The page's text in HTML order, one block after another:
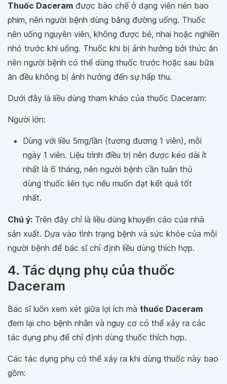
Thuốc Daceram được bào chế ở dạng viên nén bao
phim, nên người bệnh dùng bằng đường uống. Thuốc
nên uống nguyên viên, không được bẻ, nhai hoặc nghiền
nhỏ trước khi uống. Thuốc khi bị ảnh hưởng bởi thức ăn
nên người bệnh có thể dùng thuốc trước hoặc sau bữa
ăn đều không bị ảnh hưởng đến sự hấp thu.
Dưới đây là liều dùng tham khảo của thuốc Daceram:
Người lớn:
Dùng với liều 5mg/lần (tương đương 1 viên), mỗi
ngày 1 viên. Liệu trình điều trị nên được kéo dài ít
nhất là 6 tháng, nên người bệnh cần tuân thủ
dùng thuốc liên tục nếu muốn đạt kết quả tốt
nhất.
Chú ý: Trên đây chỉ là liều dùng khuyến cáo của nhà
sản xuất. Dựa vào tình trạng bệnh và sức khỏe của mỗi
người bệnh để bác sĩ chỉ định liều dùng thích hợp.
4. Tác dụng phụ của thuốc
Daceram
Bác sĩ luôn xem xét giữa lợi ích mà thuốc Daceram
đem lại cho bệnh nhân và nguy cơ có thể xảy ra các
tác dụng phụ để chỉ định dùng thuốc thích hợp.
Các tác dụng phụ có thể xảy ra khi dùng thuốc này bao
gồm: